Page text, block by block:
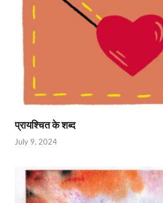
प्रायश्चित के शब्द
July 9, 2024